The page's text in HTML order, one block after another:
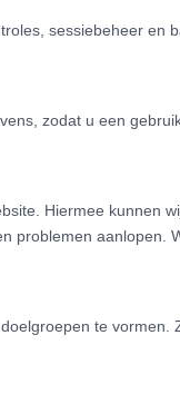
sessiebeheer en
zodat u een
Hiermee kunnen
problemen aanlopen.
te vormen.